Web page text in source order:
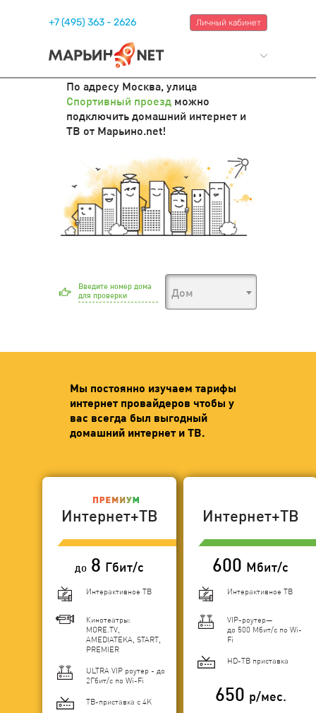
+7 (495) 363 - 2626 Личный кабинет
По адресу Москва, улица
Спортивный проезд можно
подключить домашний интернет и
ТВ от Марьино.net!
Введите номер дома
для проверки
Дом
Мы постоянно изучаем тарифы
интернет провайдеров чтобы у
вас всегда был выгодный
домашний интернет и ТВ.
Интернет+ТВ
до 8 Гбит/с
Интерактивное ТВ
Кинотеатры:
MORE.TV,
AMEDIATEKA, START,
PREMIER
ULTRA VIP роутер - до
2Гбит/c по Wi-Fi
ТВ-приставка с 4K
Интернет+ТВ
600 Мбит/с
Интерактивное ТВ
VIP-роутер—
до 500 Мбит/с по Wi-
Fi
HD-ТВ приставка
650 р/мес.